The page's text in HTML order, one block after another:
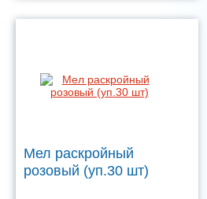
Мел раскройный
розовый (уп.30 шт)